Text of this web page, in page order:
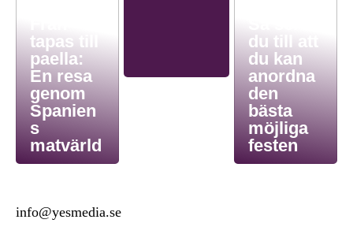
tapas till
paella:
En resa
genom
Spanien
s
matvärld
du till att
du kan
anordna
den
bästa
möjliga
festen
info@yesmedia.se